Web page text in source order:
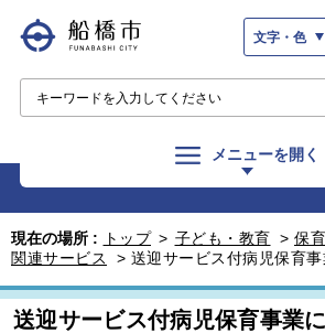
文字・色
メニューを開く
現在の場所 : トップ > 子ども・教育 > 保
関連サービス
> 送迎サービス付病児保育
送迎サービス付病児保育事業